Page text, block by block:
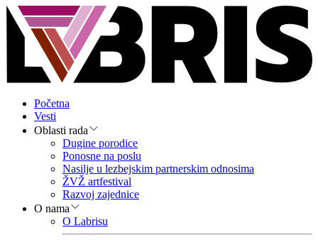
Početna
Vesti
Oblasti rada
Dugine porodice
Ponosne na poslu
Nasilje u lezbejskim partnerskim odnosima
ŽVŽ artfestival
Razvoj zajednice
O nama
O Labrisu